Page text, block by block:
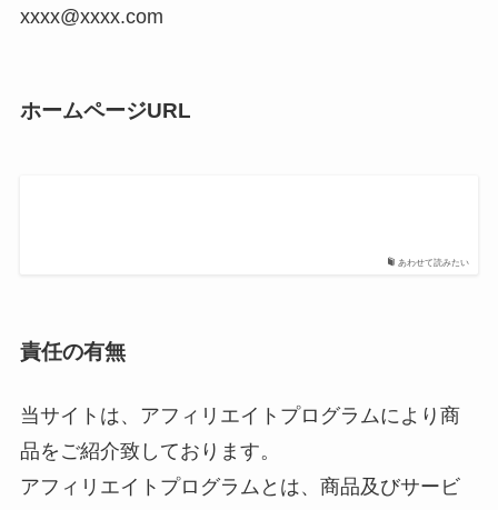
xxxx@xxxx.com
ホームページURL
あわせて読みたい
責任の有無
当サイトは、アフィリエイトプログラムにより商
品をご紹介致しております。
アフィリエイトプログラムとは、商品及びサービ